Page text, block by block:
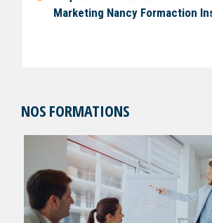
Marketing Nancy Formaction
NOS FORMATIONS